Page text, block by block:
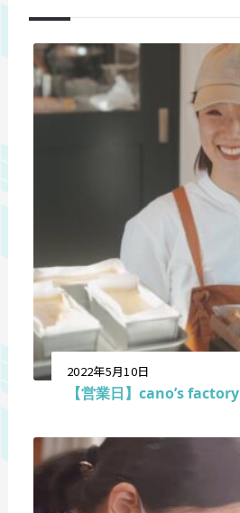
2022年5月10日
【営業日】cano’s factory